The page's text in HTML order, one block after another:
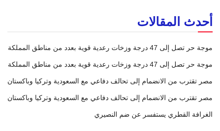
أحدث المقالات
موجة حر تصل إلى 47 درجة وزخات رعدية قوية بعدد من مناطق المملكة
موجة حر تصل إلى 47 درجة وزخات رعدية قوية بعدد من مناطق المملكة
مصر تقترب من الانضمام إلى تحالف دفاعي مع السعودية وتركيا وباكستان
مصر تقترب من الانضمام إلى تحالف دفاعي مع السعودية وتركيا وباكستان
الغرافة القطري يستفسر عن ضم النصيري